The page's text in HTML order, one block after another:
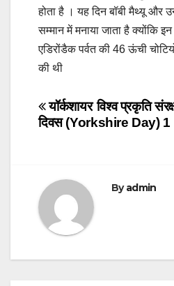
होता है । यह दिन बॉबी मैथ्यू और
सम्मान में मनाया जाता है क्योंकि
एडिरोंडैक पर्वत की 46 ऊंची
की थी
Post
navigation
विश्व प्रकृति
यॉर्कशायर
दिवस (Yorkshire Day) 1
Byadmin